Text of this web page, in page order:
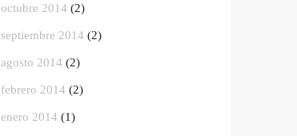
octubre 2014 (2)
septiembre 2014 (2)
agosto 2014 (2)
febrero 2014 (2)
enero 2014 (1)